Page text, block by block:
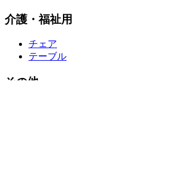
介護・福祉用
チェア
テーブル
その他